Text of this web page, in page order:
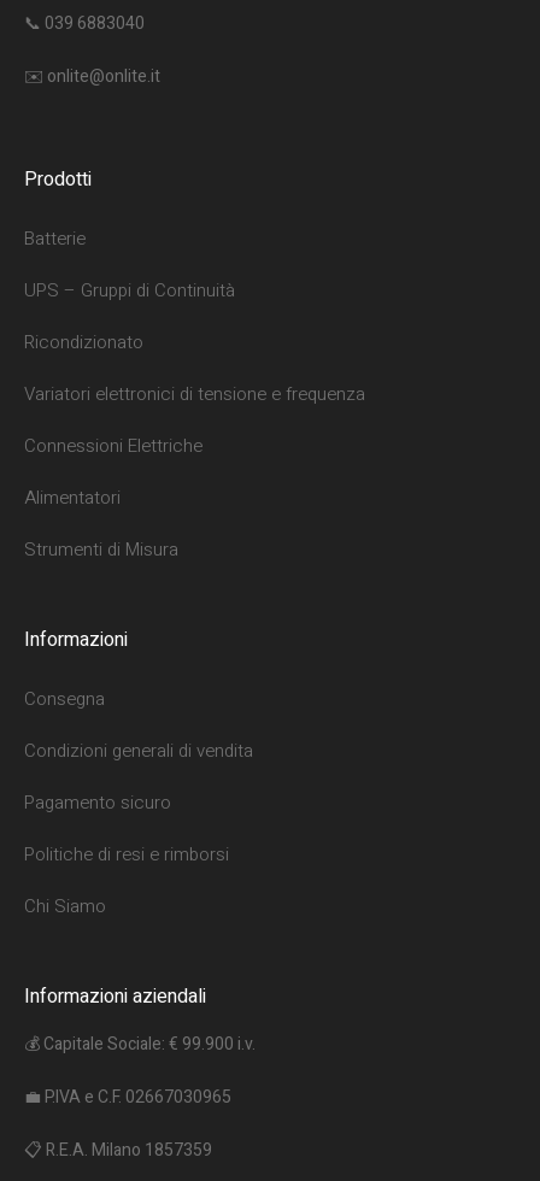
📞 039 6883040
✉️ onlite@onlite.it
Prodotti
Batterie
UPS – Gruppi di Continuità
Ricondizionato
Variatori elettronici di tensione e frequenza
Connessioni Elettriche
Alimentatori
Strumenti di Misura
Informazioni
Consegna
Condizioni generali di vendita
Pagamento sicuro
Politiche di resi e rimborsi
Chi Siamo
Informazioni aziendali
💰 Capitale Sociale: € 99.900 i.v.
💼 P.IVA e C.F. 02667030965
📋 R.E.A. Milano 1857359